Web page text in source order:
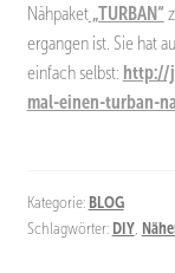
Nähpaket„TURBAN“
ergangen ist. Sie hat
einfach selbst: http://
mal-einen-turban-
Kategorie: BLOG
Schlagwörter: DIY,